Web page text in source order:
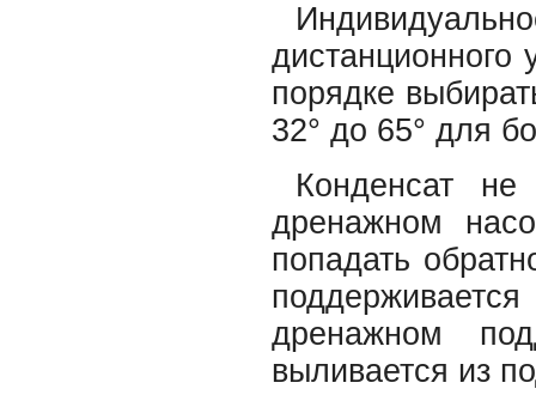
дистанционного
порядке
32° до 65° для
Конденсат
дренажном
попадать
дренажном
выливается из